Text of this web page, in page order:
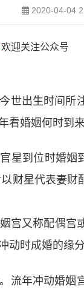
2020-04-04
迎关注公众号
世出生时间所
看婚姻何时到来
星到位时婚姻
财星代表妻
宫又称配偶
动时成婚的缘分
流年冲动婚